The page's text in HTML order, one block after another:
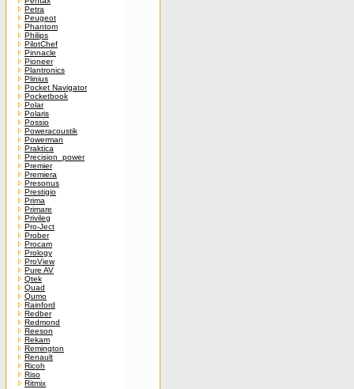
Petra
Peugeot
Phantom
Philips
PilotChef
Pinnacle
Pioneer
Plantronics
Plinius
Pocket Navigator
Pocketbook
Polar
Polaris
Possio
Poweracoustik
Powerman
Praktica
Precision_power
Premier
Premiera
Presonus
Prestigio
Prima
Primare
Privileg
Pro-Ject
Prober
Procam
Prology
ProView
Pure AV
Qtek
Quad
Qumo
Rainford
Redber
Redmond
Reeson
Rekam
Remington
Renault
Ricoh
Riso
Ritmix